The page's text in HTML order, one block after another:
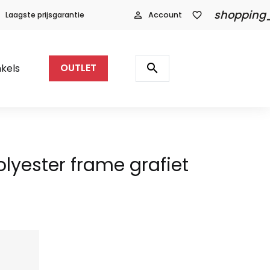
Laagste prijsgarantie person_outline Account favorite_border
OUTLET
Producten
zoeken
search
frame grafiet